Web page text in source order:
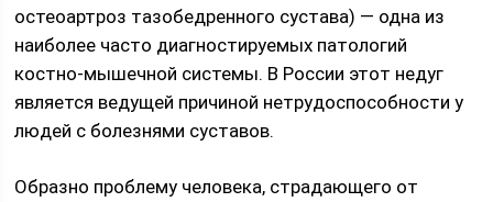
остеоартроз тазобедренного сустава) — одна из
наиболее часто диагностируемых патологий
костно-мышечной системы. В России этот недуг
является ведущей причиной нетрудоспособности у
людей с болезнями суставов.
Образно проблему человека, страдающего от